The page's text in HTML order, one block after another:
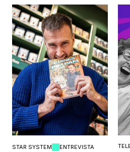
STAR SYSTEM ENTREVISTA